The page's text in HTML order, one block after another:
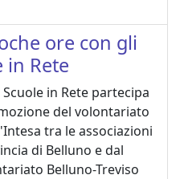
ore con gli
in Rete
in Rete partecipa
del volontariato
tra le associazioni
di Belluno e dal
Belluno-Treviso